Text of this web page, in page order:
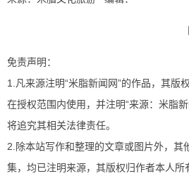
免责声明：
1.凡来源注明“米脂新闻网”的作品，其版
在授权范围内使用，并注明“来源：米脂新
将追究其相关法律责任。
2.除本站写作和整理的文章或图片外，其
集，均已注明来源，其版权归作者本人所